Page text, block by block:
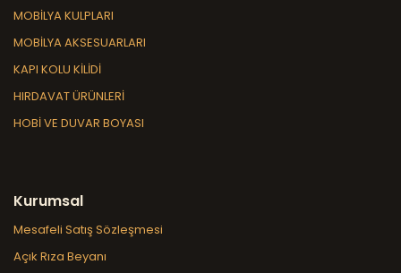
MOBİLYA KULPLARI
MOBİLYA AKSESUARLARI
KAPI KOLU KİLİDİ
HIRDAVAT ÜRÜNLERİ
HOBİ VE DUVAR BOYASI
Kurumsal
Mesafeli Satış Sözleşmesi
Açık Rıza Beyanı